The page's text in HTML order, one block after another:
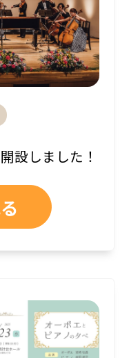
設しました！